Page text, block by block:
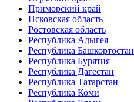
Приморский край
Псковская область
Ростовская область
Республика Адыгея
Республика Башкортостан
Республика Бурятия
Республика Дагестан
Республика Татарстан
Республика Коми